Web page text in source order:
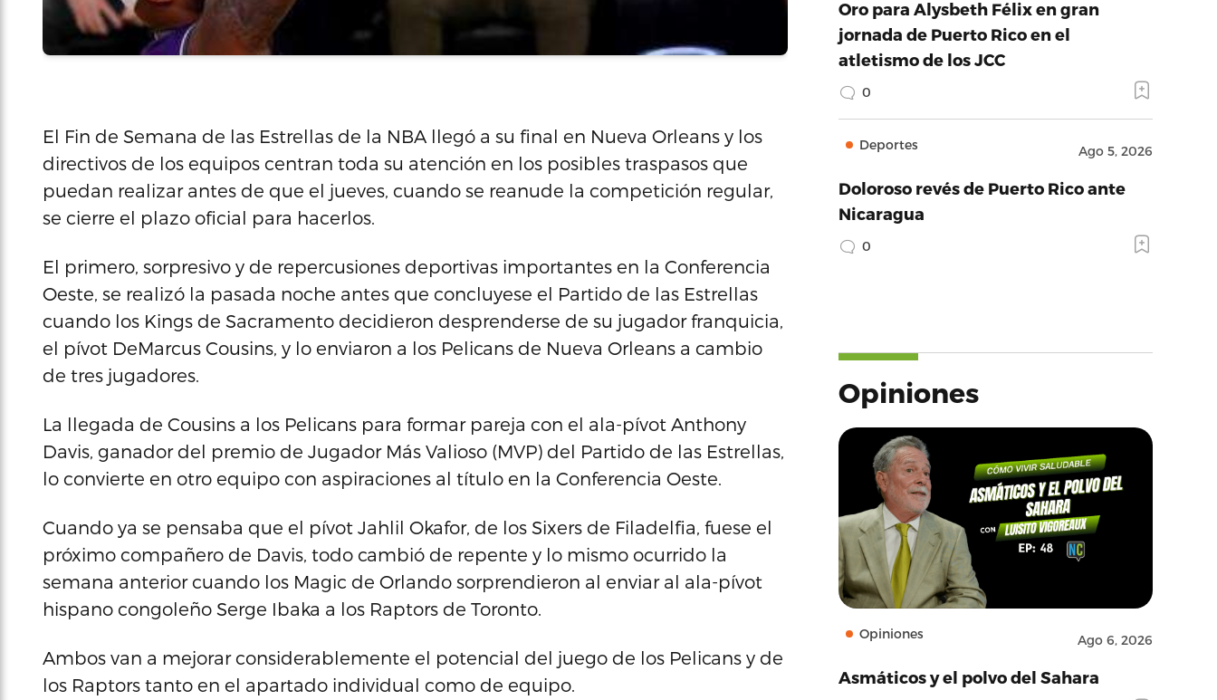
El Fin de Semana de las Estrellas de la NBA llegó a su final en Nueva Orleans y los
directivos de los equipos centran toda su atención en los posibles traspasos que
puedan realizar antes de que el jueves, cuando se reanude la competición regular,
se cierre el plazo oficial para hacerlos.
El primero, sorpresivo y de repercusiones deportivas importantes en la Conferencia
Oeste, se realizó la pasada noche antes que concluyese el Partido de las Estrellas
cuando los Kings de Sacramento decidieron desprenderse de su jugador franquicia,
el pívot DeMarcus Cousins, y lo enviaron a los Pelicans de Nueva Orleans a cambio
de tres jugadores.
La llegada de Cousins a los Pelicans para formar pareja con el ala-pívot Anthony
Davis, ganador del premio de Jugador Más Valioso (MVP) del Partido de las Estrellas,
lo convierte en otro equipo con aspiraciones al título en la Conferencia Oeste.
Cuando ya se pensaba que el pívot Jahlil Okafor, de los Sixers de Filadelfia, fuese el
próximo compañero de Davis, todo cambió de repente y lo mismo ocurrido la
semana anterior cuando los Magic de Orlando sorprendieron al enviar al ala-pívot
hispano congoleño Serge Ibaka a los Raptors de Toronto.
Ambos van a mejorar considerablemente el potencial del juego de los Pelicans y de
los Raptors tanto en el apartado individual como de equipo.
Oro para Alysbeth Félix en gran
jornada de Puerto Rico en el
atletismo de los JCC
0
Deportes Ago 5, 2026
Doloroso revés de Puerto Rico ante
Nicaragua
0
Opiniones
Opiniones Ago 6, 2026
Asmáticos y el polvo del Sahara